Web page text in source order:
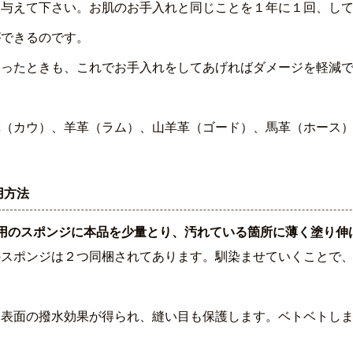
えて下さい。お肌のお手入れと同じことを１年に１回、し
きるのです。
たときも、これでお手入れをしてあげればダメージを軽減
カウ）、羊革（ラム）、山羊革（ゴード）、馬革（ホース
法
のスポンジに本品を少量とり、汚れている箇所に薄く塗り伸
ポンジは２つ同梱されてあります。馴染ませていくことで
面の撥水効果が得られ、縫い目も保護します。ベトベトし